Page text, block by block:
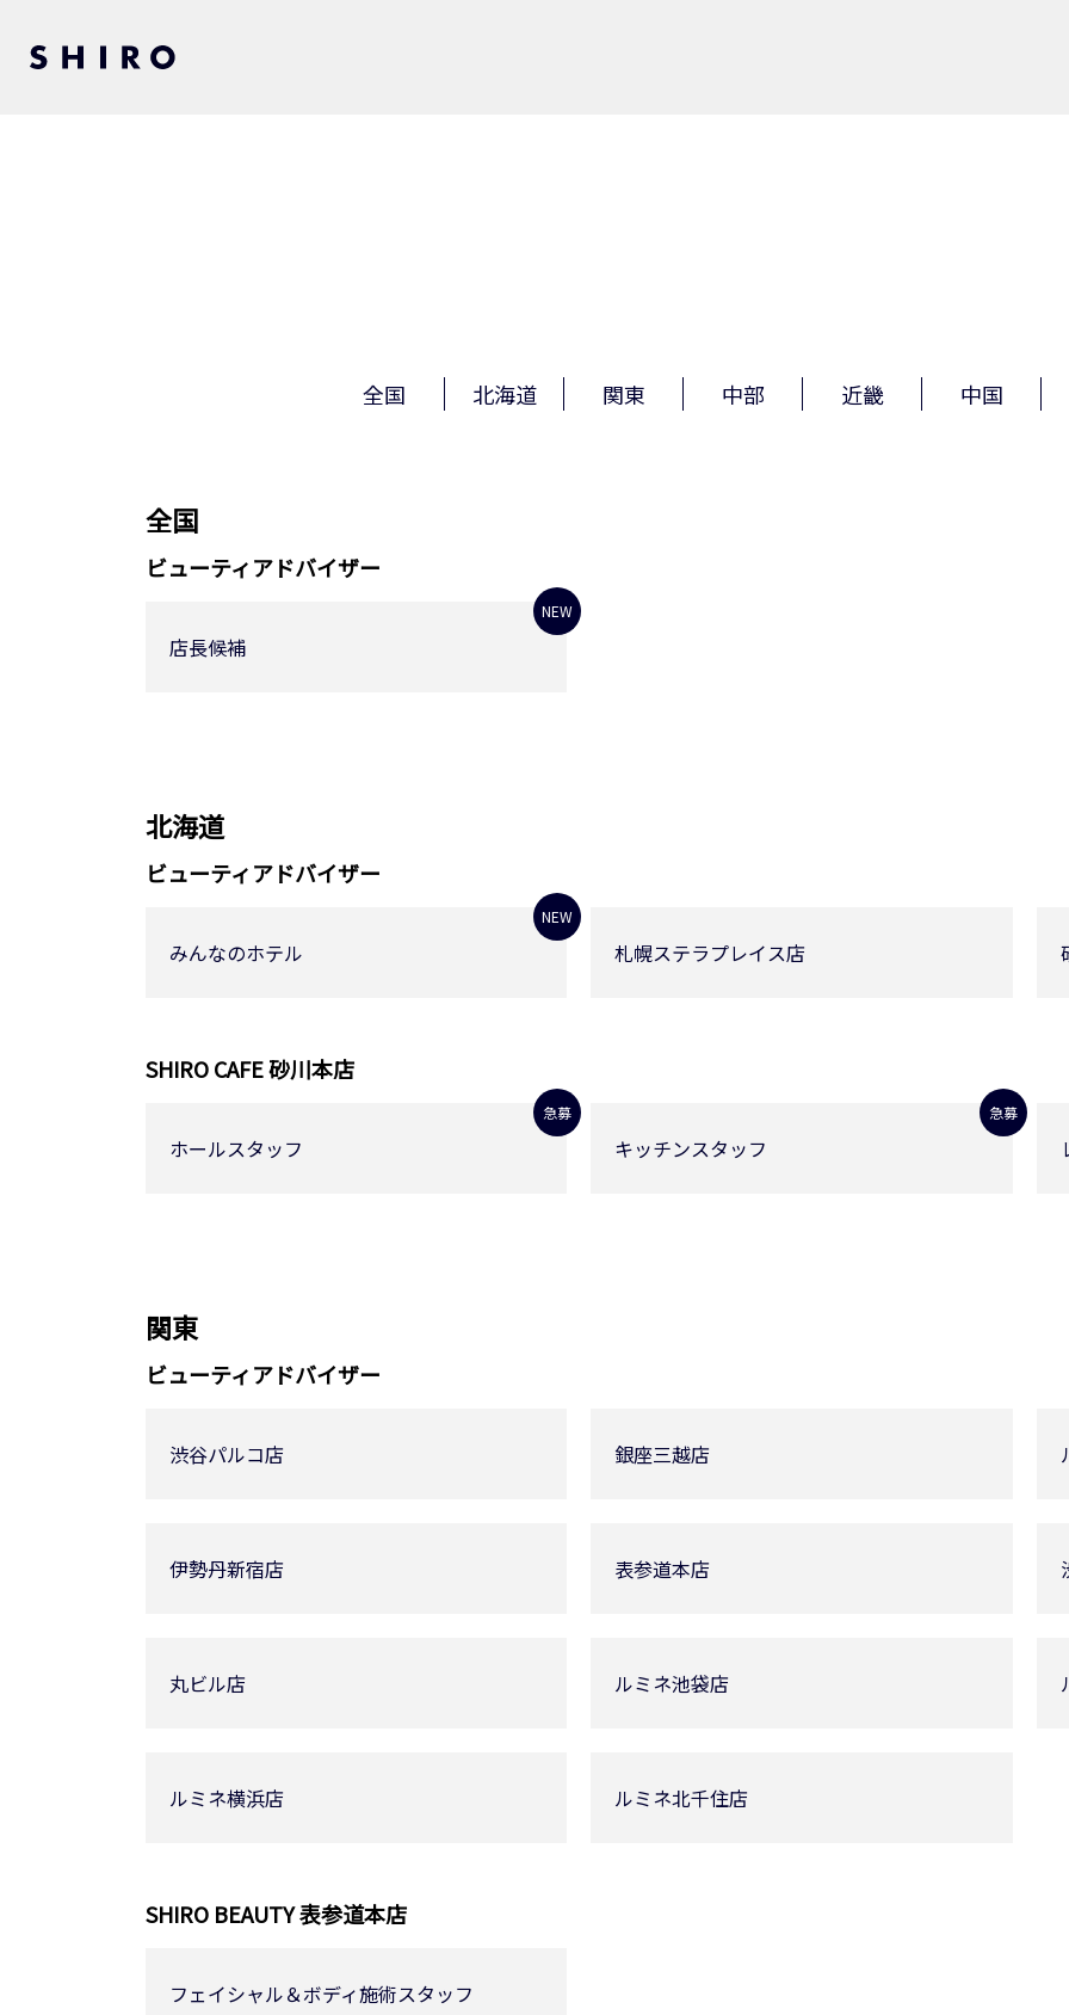
全国 北海道 関東 中部 近畿 中国
全国
ビューティアドバイザー
NEW
店長候補
北海道
ビューティアドバイザー
NEW
みんなのホテル 札幌ステラプレイス店
SHIRO CAFE 砂川本店
急募
ホールスタッフ
急募
キッチンスタッフ
関東
ビューティアドバイザー
渋谷パルコ店 銀座三越店
伊勢丹新宿店 表参道本店
丸ビル店 ルミネ池袋店
ルミネ横浜店 ルミネ北千住店
SHIRO BEAUTY 表参道本店
フェイシャル＆ボディ施術スタッフ